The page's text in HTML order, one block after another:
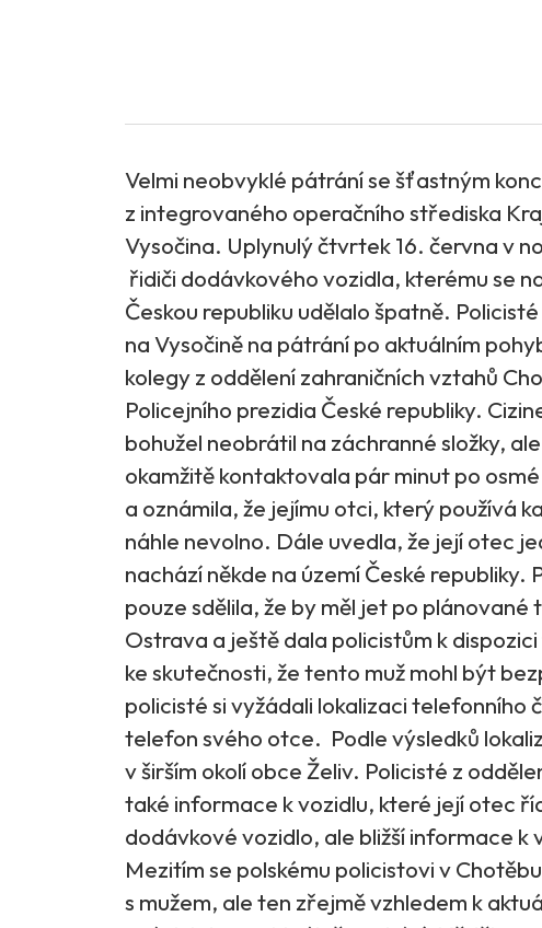
Velmi neobvyklé pátrání se šťastným
z integrovaného operačního střediska
Vysočina. Uplynulý čtvrtek 16. června v
řidiči dodávkového vozidla, kterému se
Českou republiku udělalo špatně.
na Vysočině na pátrání po aktuálním
kolegy z oddělení zahraničních vztahů
Policejního prezidia České republiky.
bohužel neobrátil na záchranné složky,
okamžitě kontaktovala pár minut po osmé
a oznámila, že jejímu otci, který používá
náhle nevolno. Dále uvedla, že její otec
nachází někde na území České
pouze sdělila, že by měl jet po plánované
Ostrava a ještě dala policistům k
ke skutečnosti, že tento muž mohl být
policisté si vyžádali lokalizaci telefonního
telefon svého otce. Podle výsledků
v širším okolí obce Želiv. Policisté z
také informace k vozidlu, které její otec
dodávkové vozidlo, ale bližší informace k
Mezitím se polskému policistovi v
s mužem, ale ten zřejmě vzhledem k